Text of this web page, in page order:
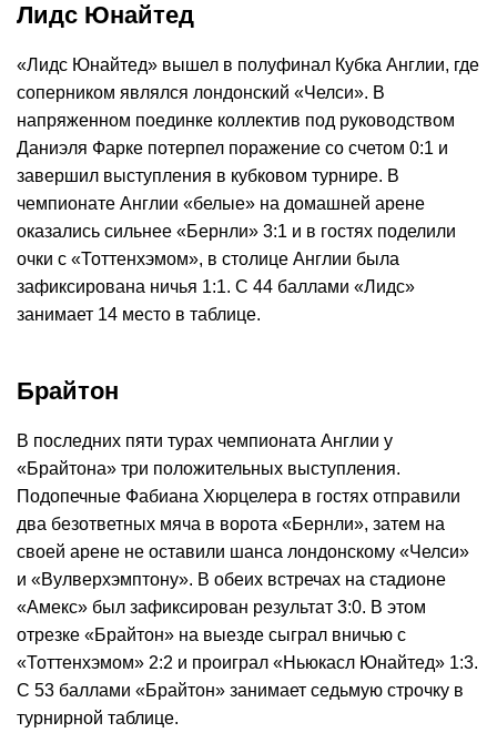
Лидс Юнайтед
«Лидс Юнайтед» вышел в полуфинал Кубка Англии, где
соперником являлся лондонский «Челси». В
напряженном поединке коллектив под руководством
Даниэля Фарке потерпел поражение со счетом 0:1 и
завершил выступления в кубковом турнире. В
чемпионате Англии «белые» на домашней арене
оказались сильнее «Бернли» 3:1 и в гостях поделили
очки с «Тоттенхэмом», в столице Англии была
зафиксирована ничья 1:1. С 44 баллами «Лидс»
занимает 14 место в таблице.
Брайтон
В последних пяти турах чемпионата Англии у
«Брайтона» три положительных выступления.
Подопечные Фабиана Хюрцелера в гостях отправили
два безответных мяча в ворота «Бернли», затем на
своей арене не оставили шанса лондонскому «Челси»
и «Вулверхэмптону». В обеих встречах на стадионе
«Амекс» был зафиксирован результат 3:0. В этом
отрезке «Брайтон» на выезде сыграл вничью с
«Тоттенхэмом» 2:2 и проиграл «Ньюкасл Юнайтед» 1:3.
С 53 баллами «Брайтон» занимает седьмую строчку в
турнирной таблице.